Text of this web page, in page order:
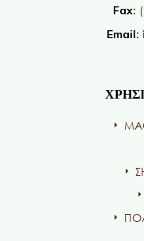
Fax:
Email: